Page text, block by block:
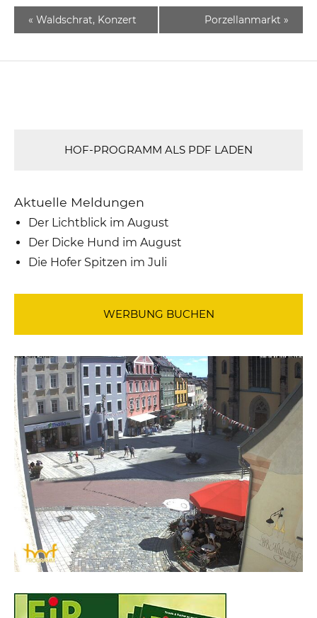
« Waldschrat, Konzert Porzellanmarkt »
HOF-PROGRAMM ALS PDF LADEN
Aktuelle Meldungen
Der Lichtblick im August
Der Dicke Hund im August
Die Hofer Spitzen im Juli
WERBUNG BUCHEN